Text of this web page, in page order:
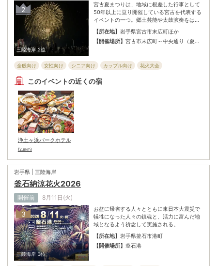
2
三陸海岸 2位
宮古夏まつりは、地域に根差した行事として
50年以上に亘り開催している宮古を代表する
イベントの一つ。郷土芸能や太鼓演奏をはじ
め、著名なアーティストや芸人、地域で活動
する団体も出演し、老若男女問わず楽しめる
まつりとして行われている。まつりのフィナ
「宮古」ならではの花火がまつりを最高潮に
【所在地】 岩手県宮古市末広町ほか
【開催場所】 宮古市末広町～中央通り（夏ま
全般向け 女性向け シニア向け カップル向け
花火大会
子ども・ファミリー向け
このイベントの近くの宿
浄土ヶ浜パークホテル
(2.9km)
岩手県 | 三陸海岸
釜石納涼花火2026
開催前 8月11日(火)
3
三陸海岸 3位
お盆に帰省する人々とともに東日本大震災で
犠牲になった人々の鎮魂と、活力に富んだ地
域となるよう祈念して実施される。
【所在地】 岩手県釜石市港町
【開催場所】 釜石港